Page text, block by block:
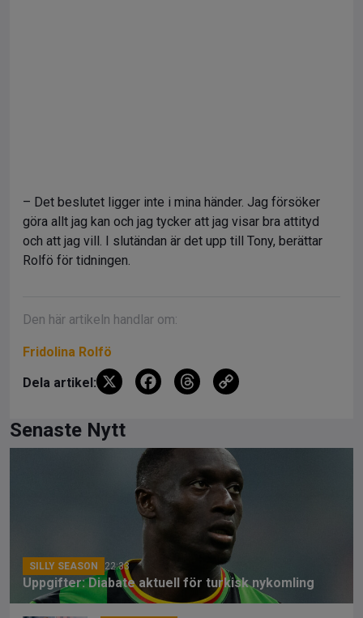
– Det beslutet ligger inte i mina händer. Jag försöker
göra allt jag kan och jag tycker att jag visar bra attityd
och att jag vill. I slutändan är det upp till Tony, berättar
Rolfö för tidningen.
Den här artikeln handlar om:
Fridolina Rolfö
Dela artikel:
X
F
b
o
T
d
s
Li
n
k
Senaste Nytt
SILLY SEASON 22:33
Uppgifter: Diabate aktuell för turkisk nykomling